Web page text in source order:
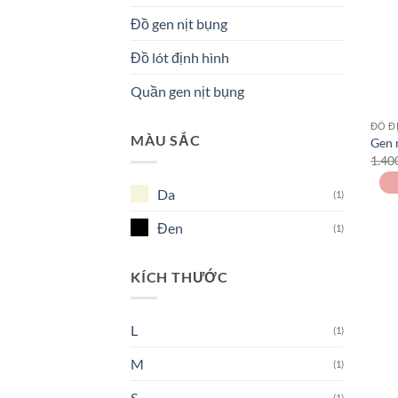
Đồ gen nịt bụng
Đồ lót định hình
Quần gen nịt bụng
MÀU SẮC
Da (1)
Đen (1)
KÍCH THƯỚC
L (1)
M (1)
ĐỒ
Gen